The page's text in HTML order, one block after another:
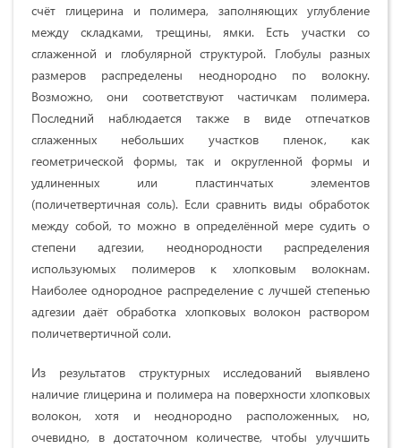
счёт глицерина и полимера, заполняющих углубление
между складками, трещины, ямки. Есть участки со
сглаженной и глобулярной структурой. Глобулы разных
размеров распределены неоднородно по волокну.
Возможно, они соответствуют частичкам полимера.
Последний наблюдается также в виде отпечатков
сглаженных небольших участков пленок, как
геометрической формы, так и округленной формы и
удлиненных или пластинчатых элементов
(поличетвертичная соль). Если сравнить виды обработок
между собой, то можно в определённой мере судить о
степени адгезии, неоднородности распределения
используюмых полимеров к хлопковым волокнам.
Наиболее однородное распределение с лучшей степенью
адгезии даёт обработка хлопковых волокон раствором
поличетвертичной соли.
Из результатов структурных исследований выявлено
наличие глицерина и полимера на поверхности хлопковых
волокон, хотя и неоднородно расположенных, но,
очевидно, в достаточном количестве, чтобы улучшить